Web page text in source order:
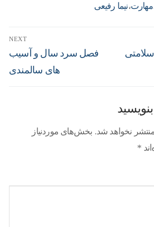
مهارت،نیما رفیعی
سلامتی
NEXT
فصل سرد سال و آسیب
های سالمندی
نخواهد شد. بخش‌های موردنیاز
*